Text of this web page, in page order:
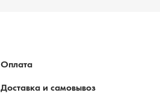
Оплата
Доставка и самовывоз